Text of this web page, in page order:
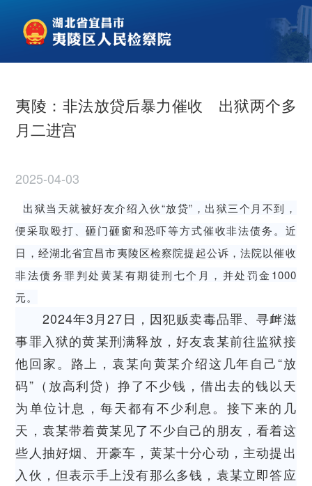
夷陵：非法放贷后暴力催收 出狱两个多
月二进宫
2025-04-03
出狱当天就被好友介绍入伙“放贷”，出狱三个月不到，
便采取殴打、砸门砸窗和恐吓等方式催收非法债务。近
日，经湖北省宜昌市夷陵区检察院提起公诉，法院以催收
非法债务罪判处黄某有期徒刑七个月，并处罚金1000
元。
2024年3月27日，因犯贩卖毒品罪、寻衅滋
事罪入狱的黄某刑满释放，好友袁某前往监狱接
他回家。路上，袁某向黄某介绍这几年自己“放
码”（放高利贷）挣了不少钱，借出去的钱以天
为单位计息，每天都有不少利息。接下来的几
天，袁某带着黄某见了不少自己的朋友，看着这
些人抽好烟、开豪车，黄某十分心动，主动提出
入伙，但表示手上没有那么多钱，袁某立即答应